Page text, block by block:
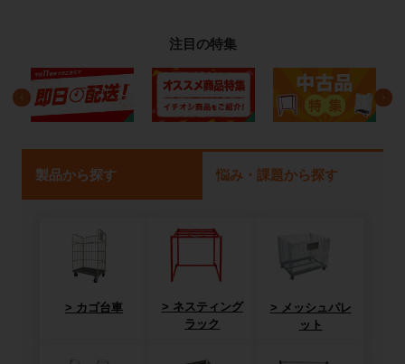
注目の特集
製品から探す 悩み・課題から探す
カゴ台車
ネスティング
ラック
メッシュパレ
ット